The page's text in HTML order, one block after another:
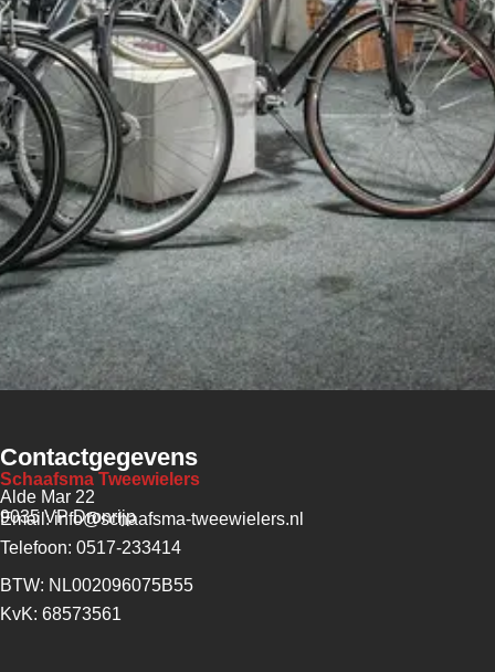
Contactgegevens
Schaafsma Tweewielers
Alde Mar 22
9035 VP Dronrijp
Email: info@schaafsma-tweewielers.nl
Telefoon: 0517-233414
BTW: NL002096075B55
KvK: 68573561